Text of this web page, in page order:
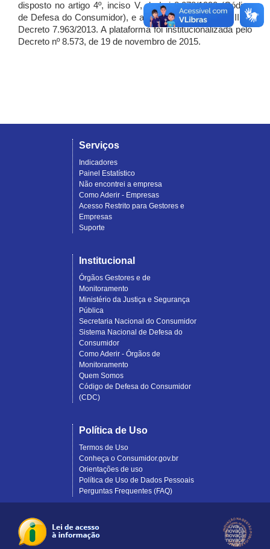
disposto no artigo 4º, inciso V, da Lei 8.078/1990 (Código
de Defesa do Consumidor), e artigo 7º, incisos I, II e III do
Decreto 7.963/2013. A plataforma foi institucionalizada pelo
Decreto nº 8.573, de 19 de novembro de 2015.
Serviços
Indicadores
Painel Estatístico
Não encontrei a empresa
Como Aderir - Empresas
Acesso Restrito para Gestores e
Empresas
Suporte
Institucional
Órgãos Gestores e de
Monitoramento
Ministério da Justiça e Segurança
Pública
Secretaria Nacional do Consumidor
Sistema Nacional de Defesa do
Consumidor
Como Aderir - Órgãos de
Monitoramento
Quem Somos
Código de Defesa do Consumidor
(CDC)
Política de Uso
Termos de Uso
Conheça o Consumidor.gov.br
Orientações de uso
Política de Uso de Dados Pessoais
Perguntas Frequentes (FAQ)